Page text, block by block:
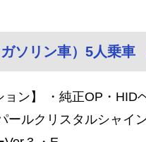
ソリン車）5人乗
ョン】 ・純正OP・
ールクリスタルシャ